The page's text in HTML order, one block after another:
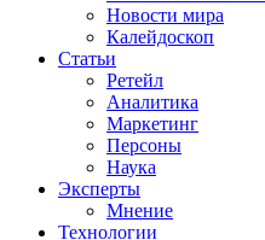
Новости мира
Калейдоскоп
Статьи
Ретейл
Аналитика
Маркетинг
Персоны
Наука
Эксперты
Мнение
Технологии